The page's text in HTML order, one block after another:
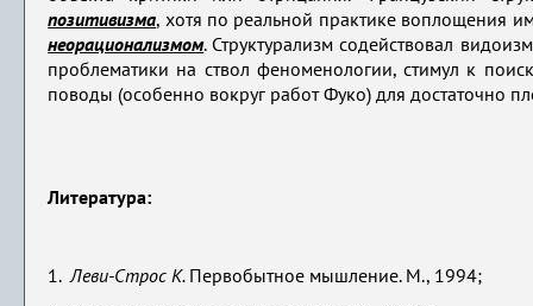
позитивизма, хотя по реальной практике воплощения
неорационализмом. Структурализм содействовал
проблематики на ствол феноменологии, стимул к
поводы (особенно вокруг работ Фуко) для достаточно
Литература:
1.Леви-Строс К. Первобытное мышление. М., 1994;